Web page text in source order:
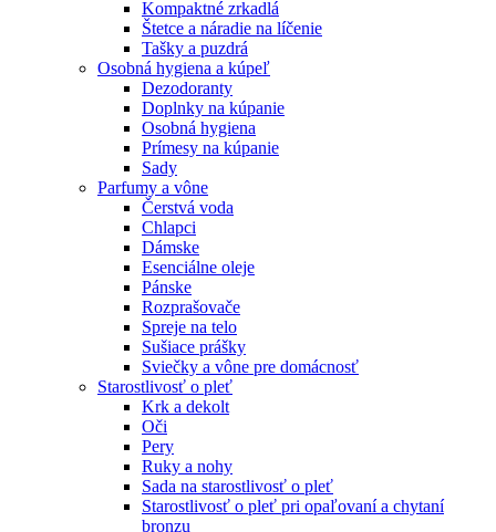
Kompaktné zrkadlá
Štetce a náradie na líčenie
Tašky a puzdrá
Osobná hygiena a kúpeľ
Dezodoranty
Doplnky na kúpanie
Osobná hygiena
Prímesy na kúpanie
Sady
Parfumy a vône
Čerstvá voda
Chlapci
Dámske
Esenciálne oleje
Pánske
Rozprašovače
Spreje na telo
Sušiace prášky
Sviečky a vône pre domácnosť
Starostlivosť o pleť
Krk a dekolt
Oči
Pery
Ruky a nohy
Sada na starostlivosť o pleť
Starostlivosť o pleť pri opaľovaní a chytaní
bronzu